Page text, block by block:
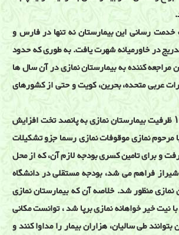
رسانی این بیمارستان نه تنها در فارس و
در خاورمیانه شهرت یافت. به طوری که حدود
مراجعه کننده به بیمارستان نمازی در آن سال ها
عربی متحده، بحرین، کویت و حتی از کشورهای
از سال ۱۳۴۷ تا ۱۳۵۰ ظرفیت بیمارستان نمازی به پانصد تخت افزایش
مرحوم نمازی موقوفات نمازی رسما جزو تشکیلات
و برای تامین کسری بودجه لازم آن، که از محل
فراهم می شد، بودجه مستقلی در دانشگاه
نمازی منظور شد. خلاصه آن که بیمارستان نمازی
نیت خیر خواهانه نمازی برپا شد ، توانست مکانی
طی سالیان، هزاران بیمار را مداوا کنند و